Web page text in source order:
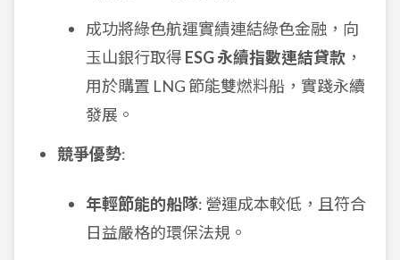
成功將綠色航運實績連結綠色金融，向
玉山銀行取得 ESG 永續指數連結貸款 ，
用於購置 LNG 節能雙燃料船，實踐永續
發展。
競爭優勢:
年輕節能的船隊: 營運成本較低，且符合
日益嚴格的環保法規。